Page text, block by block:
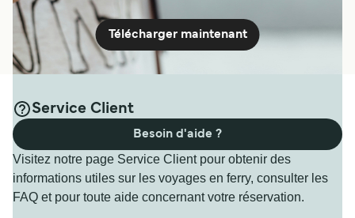
Télécharger maintenant
Service Client
Visitez notre page Service Client pour obtenir des
informations utiles sur les voyages en ferry, consulter les
FAQ et pour toute aide concernant votre réservation.
Besoin d'aide ?